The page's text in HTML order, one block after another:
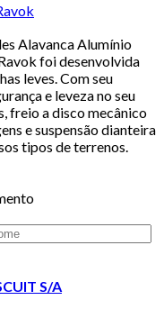
Alavanca Alumínio
foi desenvolvida
leves. Com seu
e leveza no seu
freio a disco mecânico
e suspensão dianteira
tipos de terrenos.
S/A